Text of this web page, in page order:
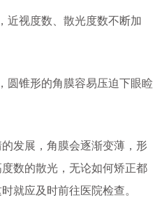
视度数、散光度数不断加
锥形的角膜容易压迫下眼睑
展，角膜会逐渐变薄，形
数的散光，无论如何矫正都
就应及时前往医院检查。